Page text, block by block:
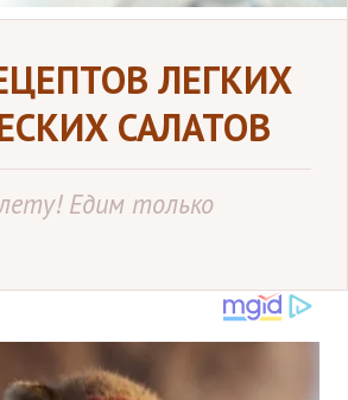
ЛЕГКИХ
САЛАТОВ
Едим только